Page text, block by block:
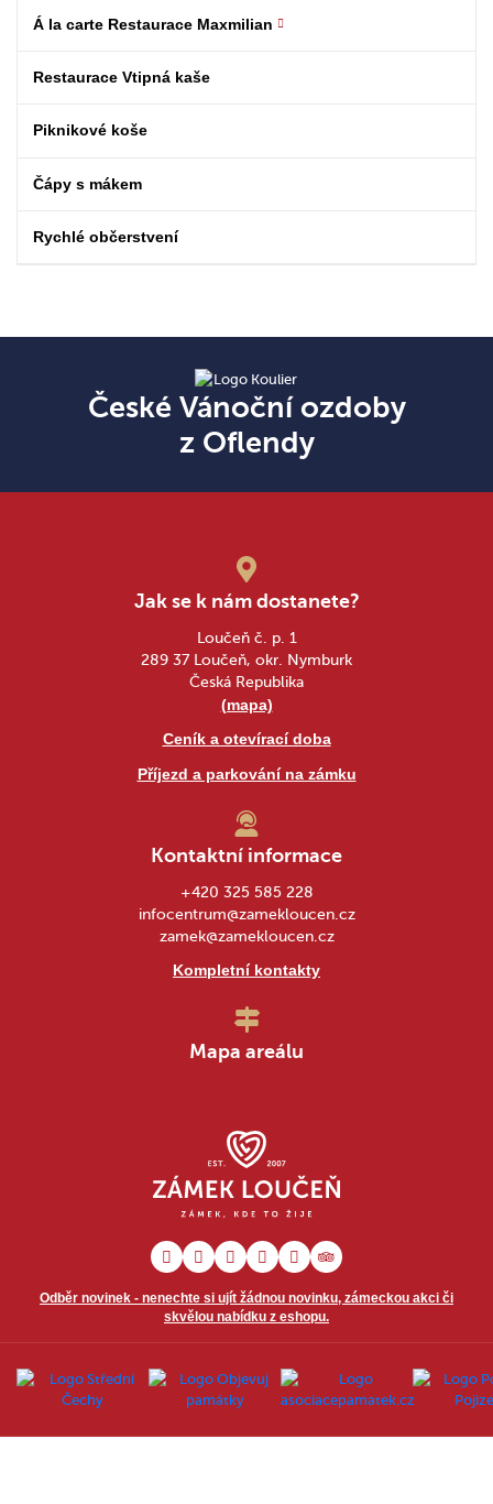
Á la carte Restaurace Maxmilian
Restaurace Vtipná kaše
Piknikové koše
Čápy s mákem
Rychlé občerstvení
České Vánoční ozdoby
z Oflendy
Jak se k nám dostanete?
Loučeň č. p. 1
289 37 Loučeň, okr. Nymburk
Česká Republika
(mapa)
Ceník a otevírací doba
Příjezd a parkování na zámku
Odběr novinek - nenechte si ujít žádnou novinku, zámeckou akci či
skvělou nabídku z eshopu.
Kontaktní informace
+420 325 585 228
infocentrum@zamekloucen.cz
zamek@zamekloucen.cz
Kompletní kontakty
Mapa areálu